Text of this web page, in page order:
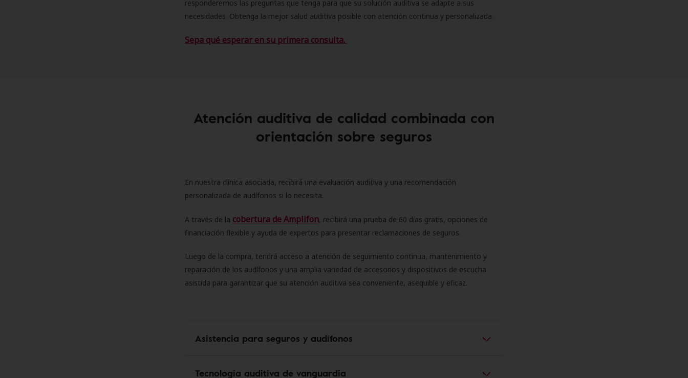
responderemos las preguntas que tenga para que su solución auditiva se adapte a sus
necesidades. Obtenga la mejor salud auditiva posible con atención continua y personalizada.
Sepa qué esperar en su primera consulta.
Atención auditiva de calidad combinada con
orientación sobre seguros
En nuestra clínica asociada, recibirá una evaluación auditiva y una recomendación
personalizada de audífonos si lo necesita.
A través de la cobertura de Amplifon, recibirá una prueba de 60 días gratis, opciones de
financiación flexible y ayuda de expertos para presentar reclamaciones de seguros.
Luego de la compra, tendrá acceso a atención de seguimiento continua, mantenimiento y
reparación de los audífonos y una amplia variedad de accesorios y dispositivos de escucha
asistida para garantizar que su atención auditiva sea conveniente, asequible y eficaz.
Asistencia para seguros y audífonos
Tecnología auditiva de vanguardia